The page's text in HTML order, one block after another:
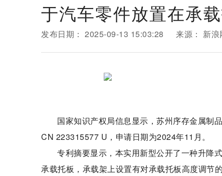
于汽车零件放置在承
发布日期： 2025-09-13 15:03:28 来源： 新浪
国家知识产权局信息显示，苏州序存金属制
CN 223315577 U，申请日期为2024年11月。
专利摘要显示，本实用新型公开了一种升降
承载托板，承载架上设置有对承载托板高度调节